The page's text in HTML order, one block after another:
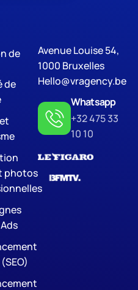
de
de
photos
Avenue Louise 54,
1000 Bruxelles
Hello@vragency.be
Whatsapp
+32 475 33
10 10